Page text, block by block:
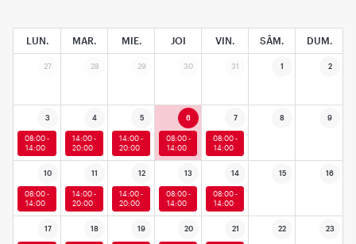
LUN. MAR. MIE. JOI VIN. SÂM. DUM.
27 28 29 30 31 1 2
3 4 5 6 7 8 9
08:00 -
14:00
14:00 -
20:00
14:00 -
20:00
08:00 -
14:00
08:00 -
14:00
10 11 12 13 14 15 16
08:00 -
14:00
14:00 -
20:00
14:00 -
20:00
08:00 -
14:00
08:00 -
14:00
17 18 19 20 21 22 23